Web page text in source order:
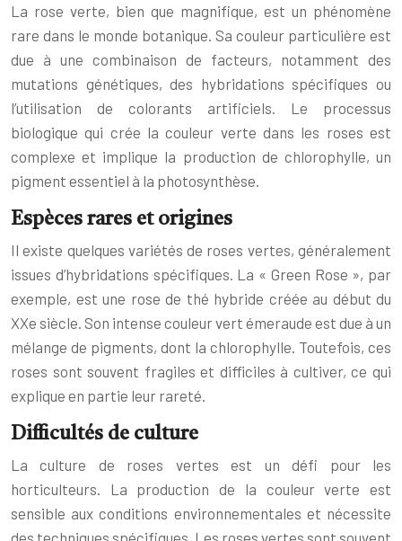
La rose verte, bien que magnifique, est un phénomène
rare dans le monde botanique. Sa couleur particulière est
due à une combinaison de facteurs, notamment des
mutations génétiques, des hybridations spécifiques ou
l’utilisation de colorants artificiels. Le processus
biologique qui crée la couleur verte dans les roses est
complexe et implique la production de chlorophylle, un
pigment essentiel à la photosynthèse.
Espèces rares et origines
Il existe quelques variétés de roses vertes, généralement
issues d’hybridations spécifiques. La « Green Rose », par
exemple, est une rose de thé hybride créée au début du
XXe siècle. Son intense couleur vert émeraude est due à un
mélange de pigments, dont la chlorophylle. Toutefois, ces
roses sont souvent fragiles et difficiles à cultiver, ce qui
explique en partie leur rareté.
Difficultés de culture
La culture de roses vertes est un défi pour les
horticulteurs. La production de la couleur verte est
sensible aux conditions environnementales et nécessite
des techniques spécifiques. Les roses vertes sont souvent